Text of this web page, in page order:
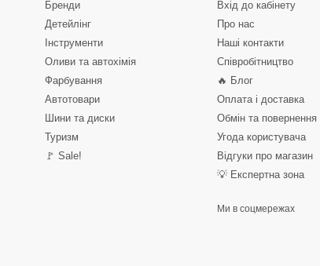
Бренди
Детейлінг
Інструменти
Оливи та автохімія
Фарбування
Автотовари
Шини та диски
Туризм
🚩 Sale!
Вхід до кабінету
Про нас
Наші контакти
Співробітництво
🔥 Блог
Оплата і доставка
Обмін та повернення
Угода користувача
Відгуки про магазин
💡 Експертна зона
Ми в соцмережах